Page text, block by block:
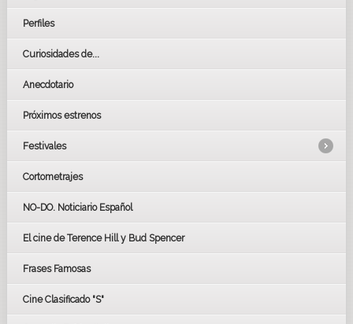
Perfiles
Curiosidades de...
Anecdotario
Próximos estrenos
Festivales
LOS OSCARS
GOYAS
BAFTA
Cortometrajes
NO-DO. Noticiario Español
El cine de Terence Hill y Bud Spencer
Frases Famosas
Cine Clasificado "S"